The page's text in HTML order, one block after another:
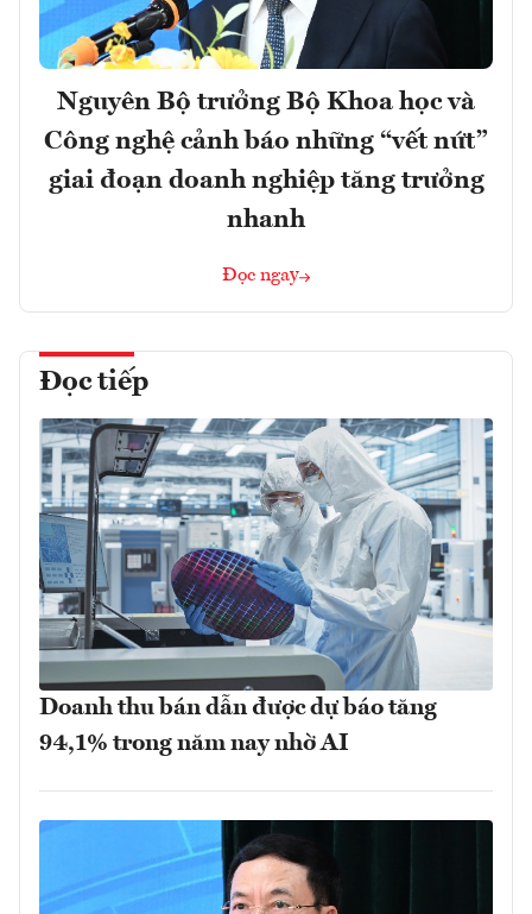
Nguyên Bộ trưởng Bộ Khoa học và
Công nghệ cảnh báo những “vết nứt”
giai đoạn doanh nghiệp tăng trưởng
nhanh
Đọc ngay
Đọc tiếp
Doanh thu bán dẫn được dự báo tăng
94,1% trong năm nay nhờ AI